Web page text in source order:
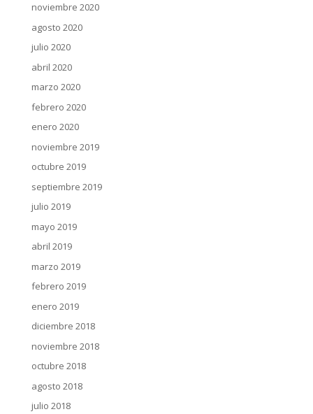
noviembre 2020
agosto 2020
julio 2020
abril 2020
marzo 2020
febrero 2020
enero 2020
noviembre 2019
octubre 2019
septiembre 2019
julio 2019
mayo 2019
abril 2019
marzo 2019
febrero 2019
enero 2019
diciembre 2018
noviembre 2018
octubre 2018
agosto 2018
julio 2018